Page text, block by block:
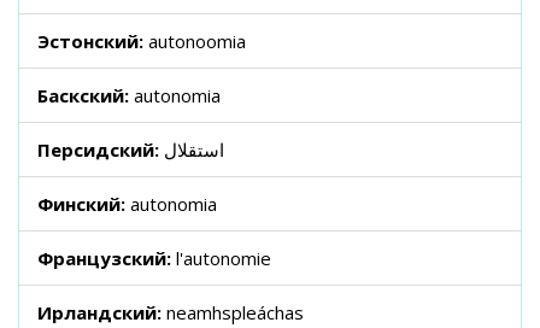
Эстонский: autonoomia
Баскский: autonomia
Персидский: استقلال
Финский: autonomia
Французский: l'autonomie
Ирландский: neamhspleáchas